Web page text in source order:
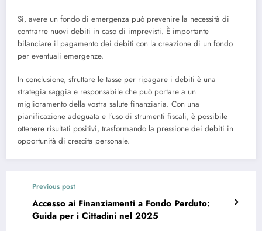
Sì, avere un fondo di emergenza può prevenire la necessità di
contrarre nuovi debiti in caso di imprevisti. È importante
bilanciare il pagamento dei debiti con la creazione di un fondo
per eventuali emergenze.
In conclusione, sfruttare le tasse per ripagare i debiti è una
strategia saggia e responsabile che può portare a un
miglioramento della vostra salute finanziaria. Con una
pianificazione adeguata e l’uso di strumenti fiscali, è possibile
ottenere risultati positivi, trasformando la pressione dei debiti in
opportunità di crescita personale.
Previous post
Accesso ai Finanziamenti a Fondo Perduto:
Guida per i Cittadini nel 2025